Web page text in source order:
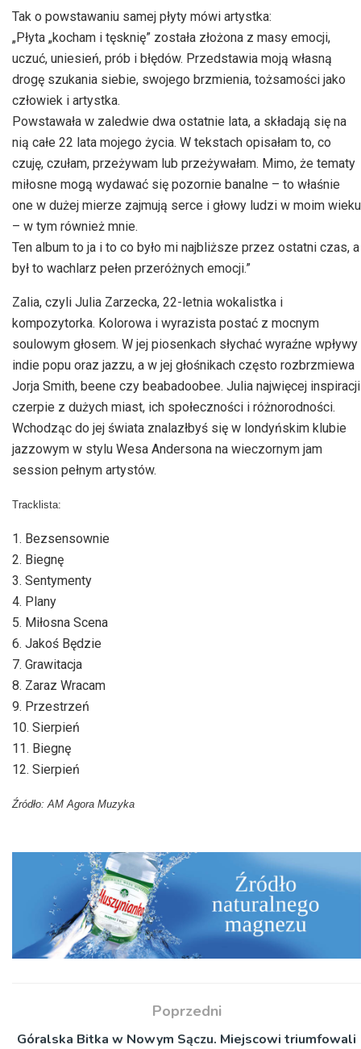
Tak o powstawaniu samej płyty mówi artystka:
„Płyta „kocham i tęsknię” została złożona z masy emocji,
uczuć, uniesień, prób i błędów. Przedstawia moją własną
drogę szukania siebie, swojego brzmienia, tożsamości jako
człowiek i artystka.
Powstawała w zaledwie dwa ostatnie lata, a składają się na
nią całe 22 lata mojego życia. W tekstach opisałam to, co
czuję, czułam, przeżywam lub przeżywałam. Mimo, że tematy
miłosne mogą wydawać się pozornie banalne – to właśnie
one w dużej mierze zajmują serce i głowy ludzi w moim wieku
– w tym również mnie.
Ten album to ja i to co było mi najbliższe przez ostatni czas, a
był to wachlarz pełen przeróżnych emocji.”
Zalia, czyli Julia Zarzecka, 22-letnia wokalistka i
kompozytorka. Kolorowa i wyrazista postać z mocnym
soulowym głosem. W jej piosenkach słychać wyraźne wpływy
indie popu oraz jazzu, a w jej głośnikach często rozbrzmiewa
Jorja Smith, beene czy beabadoobee. Julia najwięcej inspiracji
czerpie z dużych miast, ich społeczności i różnorodności.
Wchodząc do jej świata znalazłbyś się w londyńskim klubie
jazzowym w stylu Wesa Andersona na wieczornym jam
session pełnym artystów.
Tracklista:
1. Bezsensownie
2. Biegnę
3. Sentymenty
4. Plany
5. Miłosna Scena
6. Jakoś Będzie
7. Grawitacja
8. Zaraz Wracam
9. Przestrzeń
10. Sierpień
11. Biegnę
12. Sierpień
Źródło: AM Agora Muzyka
Poprzedni
Góralska Bitka w Nowym Sączu. Miejscowi triumfowali